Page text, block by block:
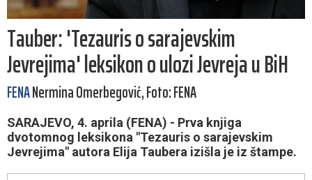
Tauber: 'Tezauris o sarajevskim
Jevrejima' leksikon o ulozi Jevreja u BiH
FENANermina Omerbegović, Foto: FENA
SARAJEVO, 4. aprila (FENA) - Prva knjiga
dvotomnog leksikona "Tezauris o sarajevskim
Jevrejima" autora Elija Taubera izišla je iz štampe.